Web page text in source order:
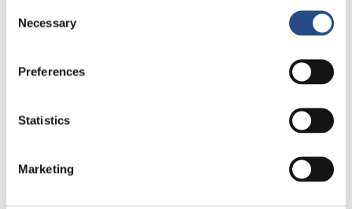
Selection
Necessary
Preferences
Statistics
Marketing